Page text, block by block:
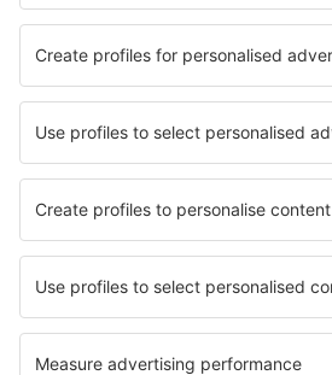
Hotely v Lyonu Hotely v Calvi
Nejlepší hotely - města
Hotely in Fischerbach Hotely in Roh
Hotely in Comandante Andresito
Hotely in Entroncamento Hotely in
Hotely in Portmarnock Hotely in